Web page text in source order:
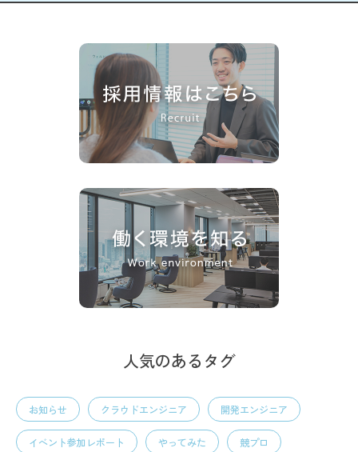
人気のあるタグ
お知らせ クラウドエンジニア 開発エンジニア
イベント参加レポート やってみた 競プロ